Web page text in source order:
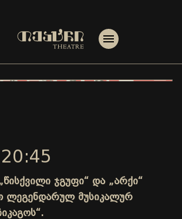
ჯგუფი“ და „არქი“
ლეგენდარულ მუსიკალურ